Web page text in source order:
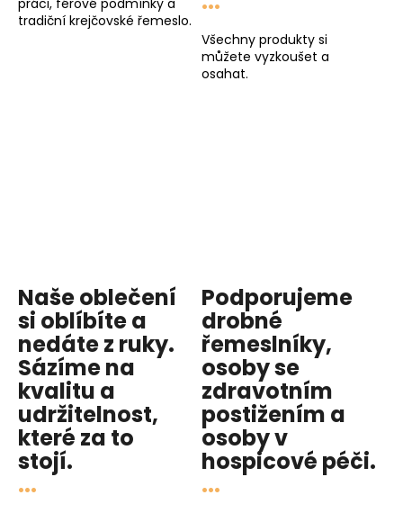
práci, férové podmínky a
tradiční krejčovské řemeslo.
Všechny produkty si
můžete vyzkoušet a
osahat.
Naše oblečení
si oblíbíte a
nedáte z ruky.
Sázíme na
kvalitu a
udržitelnost,
které za to
stojí.
...
Podporujeme
drobné
řemeslníky,
osoby se
zdravotním
postižením a
osoby v
hospicové péči.
...